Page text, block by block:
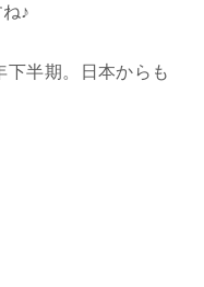
♪
半期。日本からも